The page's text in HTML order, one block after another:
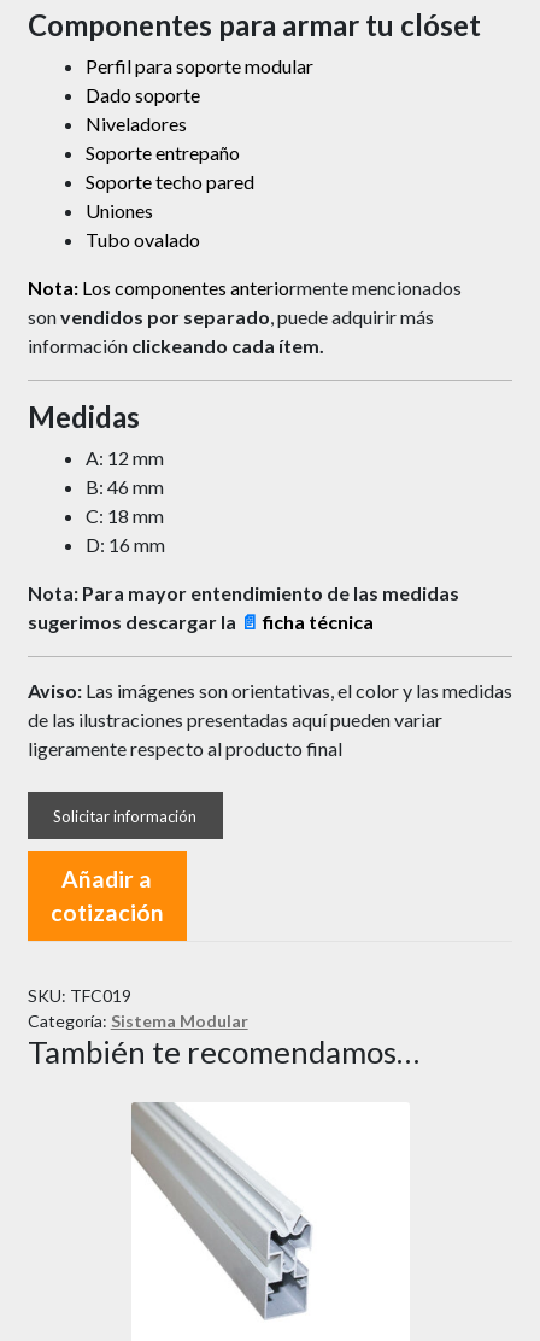
Componentes para armar tu clóset
Perfil para soporte modular
Dado soporte
Niveladores
Soporte entrepaño
Soporte techo pared
Uniones
Tubo ovalado
Nota: Los componentes anteriormente mencionados
sonvendidos por separado, puede adquirir más
información clickeando cada ítem.
Medidas
A: 12 mm
B: 46 mm
C: 18 mm
D: 16 mm
Nota: Para mayor entendimiento de las medidas
sugerimos descargar la 📄 ficha técnica
Aviso: Las imágenes son orientativas, el color y las medidas
de las ilustraciones presentadas aquí pueden variar
ligeramente respecto al producto final
Añadir a
cotización
SKU: TFC019
Categoría: Sistema Modular
También te recomendamos…